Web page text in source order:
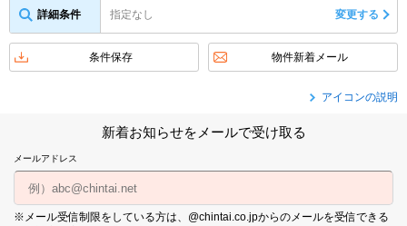
詳細条件 指定なし 変更する
条件保存 物件新着メール
アイコンの説明
新着お知らせをメールで受け取る
メールアドレス
※メール受信制限をしている方は、@chintai.co.jpからのメールを受信できる